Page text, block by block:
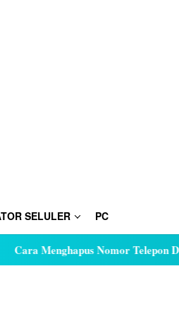
SELULER PC
Nomor Telepon Di Facebook